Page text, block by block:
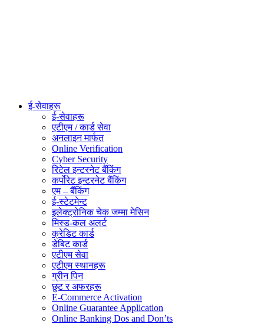
ई-सेवाहरू
ई-सेवाहरू
एटीएम / कार्ड सेवा
अनलाइन मार्फत
Online Verification
Cyber Security
रिटेल इन्टरनेट बैंकिंग
कर्पोरेट इन्टरनेट बैंकिंग
एम – बैंकिंग
ई-स्टेटमेन्ट
इलेक्ट्रोनिक चेक जम्मा मेसिन
मिस्ड-कल अलर्ट
क्रेडिट कार्ड
डेबिट कार्ड
एटीएम सेवा
एटीएम स्थानहरू
ग्रीन पिन
छुट र अफरहरू
E-Commerce Activation
Online Guarantee Application
Online Banking Dos and Don’ts